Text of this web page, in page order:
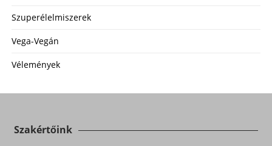
Szuperélelmiszerek
Vega-Vegán
Vélemények
Szakértőink